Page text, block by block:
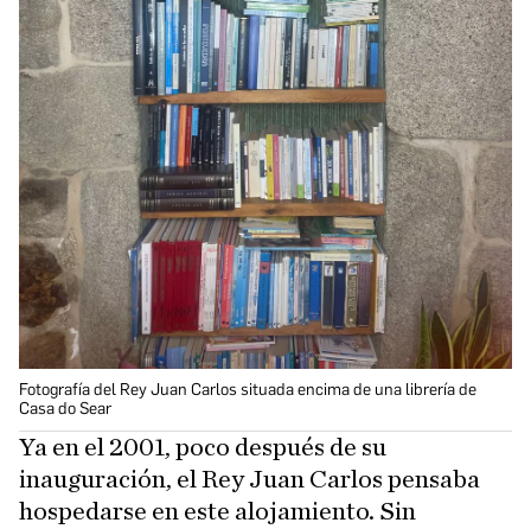
Fotografía del Rey Juan Carlos situada encima de una librería de
Casa do Sear
Ya en el 2001, poco después de su
inauguración, el Rey Juan Carlos pensaba
hospedarse en este alojamiento. Sin